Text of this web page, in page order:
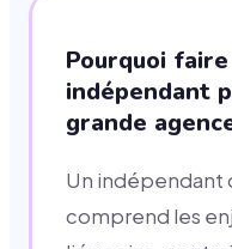
Pourquoi
indépendant
grande
Un indépendant
comprend les